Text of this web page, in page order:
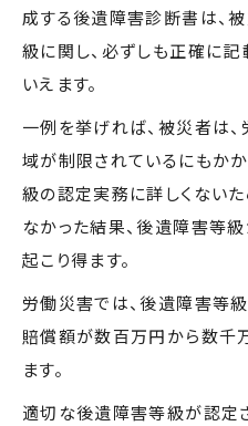
成する後遺障害診断書は、
級に関し、必ずしも正確に
いえます。
一例を挙げれば、被災者は
域が制限されているにもか
級の認定実務に詳しくない
なかった結果、後遺障害等
起こり得ます。
労働災害では、後遺障害等
賠償額が数百万円から数千
ます。
適切な後遺障害等級が認定